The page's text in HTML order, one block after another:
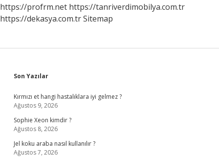
https://profrm.net https://tanriverdimobilya.com.tr
https://dekasya.com.trSitemap
Sidebar
Son Yazılar
Kırmızı et hangi hastalıklara iyi gelmez ?
Ağustos 9, 2026
Sophie Xeon kimdir ?
Ağustos 8, 2026
Jel koku araba nasıl kullanılır ?
Ağustos 7, 2026